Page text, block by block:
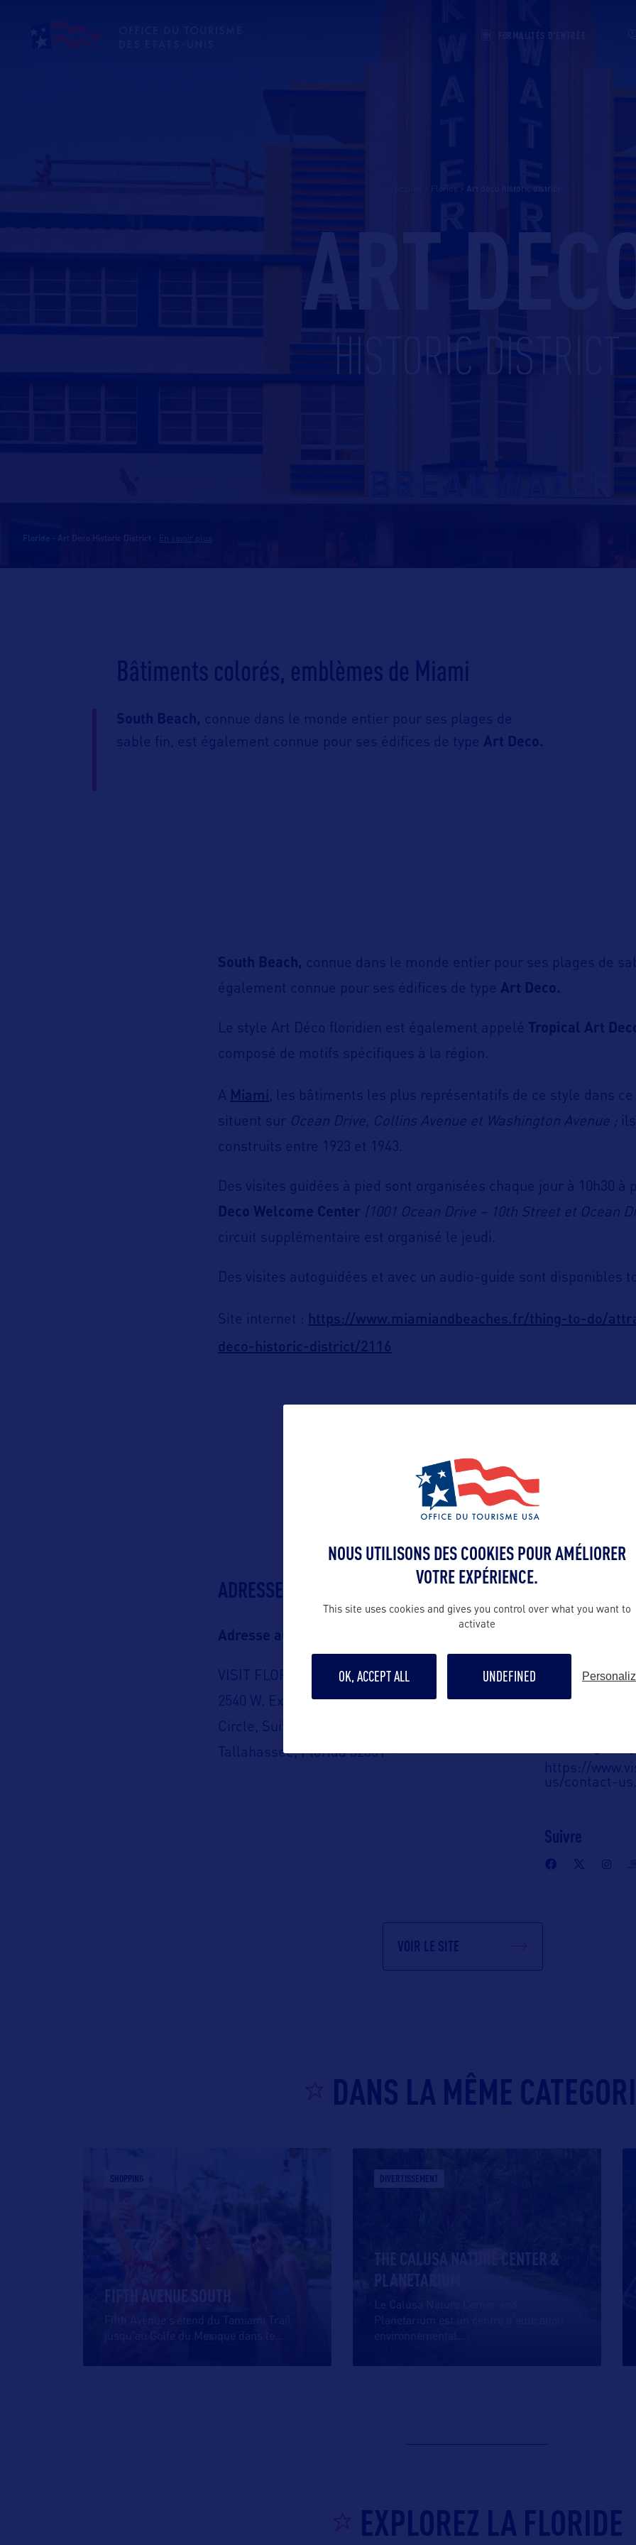
FORMALITÉS D'ENTRÉE
> art deco historic district
ART
HISTORIC DISTRICT
Floride - Art Deco Historic District
Bâtiments colorés, emblèmes de Miami
South Beach, connue dans le monde entier pour ses plages de
sable fin, est également connue pour ses édifices de type Art Deco.
South Beach, connue dans le monde entier pour ses plages de
également connue pour ses édifices de type Art Deco.
Le style Art Déco floridien est également appelé Tropical Art
composé de motifs spécifiques à la région.
A Miami , les bâtiments les plus représentatifs de ce style dans
situent sur
Ocean Drive, Collins Avenue et Washington Avenue ;
construits entre 1923 et 1943.
Des visites guidées à pied sont organisées chaque jour à 10h30 à
Deco Welcome Center (1001 Ocean Drive – 10th Street et Ocean
circuit supplémentaire est organisé le jeudi.
Des visites autoguidées et avec un audio-guide sont disponibles
Site internet : https://www.miamiandbeaches.fr/thing-to-do/
deco-historic-district/2116
ALLEZ PLUS LOIN
ADRESSES
Adresse aux USA :
VISIT FLORIDA
2540 W. Executive Center
Circle, Suite 200
Tallahassee, Florida 32301 –
https://
us/contact-
Suivre
VOIR LE SITE
DANS LA MÊME
SHOPPING
FIFTH AVENUE SOUTH
Fifth Avenue s’étend du Tamiami Trail
jusqu’au Golfe du Mexique dans le
DIVERTISSEMENT
THE CALUSA NATURE CENTER &
PLANETARIUM
Le Calusa Nature Center and
Planetarium est un centre d’éducation
environnemental
EXPLOREZ LA FLORIDE
NOUS UTILISONS DES COOKIES POUR AMÉLIORER
VOTRE EXPÉRIENCE.
This site uses cookies and gives you control over what you want to
activate
OK, ACCEPT ALL UNDEFINED